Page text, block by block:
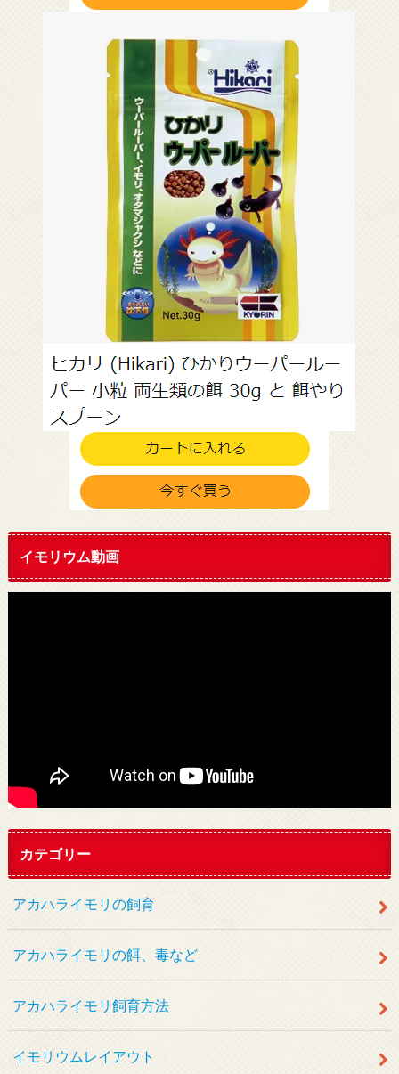
イモリウム動画
カテゴリー
アカハライモリの飼育
アカハライモリの餌、毒など
アカハライモリ飼育方法
イモリウムレイアウト